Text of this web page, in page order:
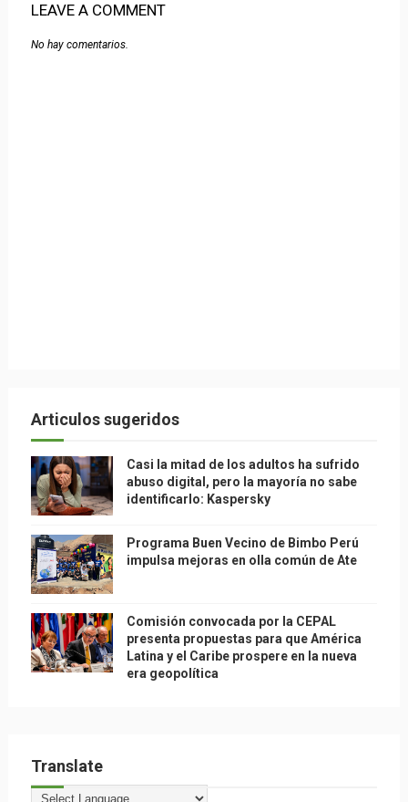
LEAVE A COMMENT
No hay comentarios.
Articulos sugeridos
Casi la mitad de los adultos ha sufrido
abuso digital, pero la mayoría no sabe
identificarlo: Kaspersky
Programa Buen Vecino de Bimbo Perú
impulsa mejoras en olla común de Ate
Comisión convocada por la CEPAL
presenta propuestas para que América
Latina y el Caribe prospere en la nueva
era geopolítica
Translate